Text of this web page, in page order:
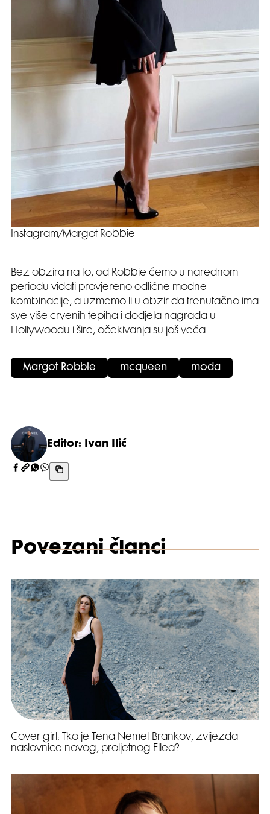
Instagram/Margot Robbie
Bez obzira na to, od Robbie ćemo u narednom
periodu viđati provjereno odlične modne
kombinacije, a uzmemo li u obzir da trenutačno ima
sve više crvenih tepiha i dodjela nagrada u
Hollywoodu i šire, očekivanja su još veća.
Margot Robbie mcqueen moda
Editor: Ivan Ilić
Povezani članci
Cover girl: Tko je Tena Nemet Brankov, zvijezda
naslovnice novog, proljetnog Ellea?